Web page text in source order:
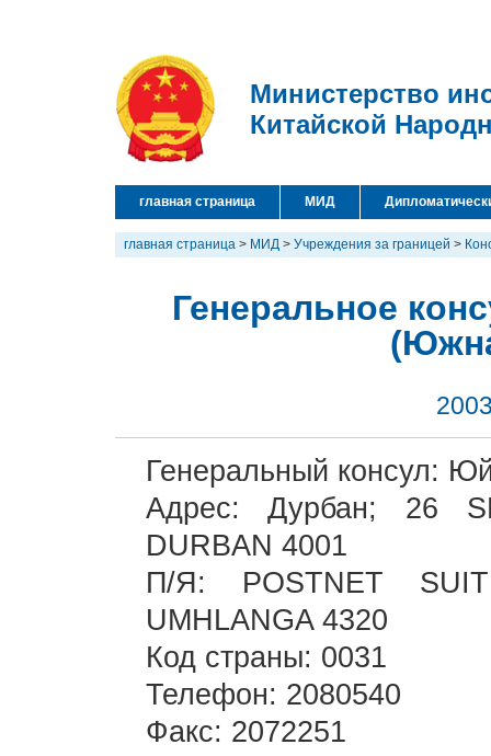
Министерство
Китайской
главная страница МИД
главная страница > МИД > Учреждения за границей >
Генеральное
Генеральный консул:
Адрес: Дурбан; 26
DURBAN 4001
П/Я: POSTNET
UMHLANGA 4320
Код страны: 0031
Телефон: 2080540
Факс: 2072251